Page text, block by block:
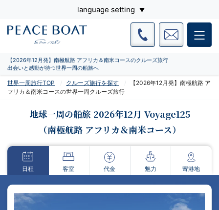
language setting
【2026年12月発】南極航路 アフリカ＆南米コースのクルーズ旅行
出会いと感動が待つ世界一周の船旅へ
世界一周旅行TOP クルーズ旅行を探す
【2026年12月発】南極航路 ア
フリカ＆南米コースの世界一周クルーズ旅行
地球一周の船旅 2026年12月 Voyage125
（南極航路 アフリカ＆南米コース）
日程 客室 代金 魅力 寄港地